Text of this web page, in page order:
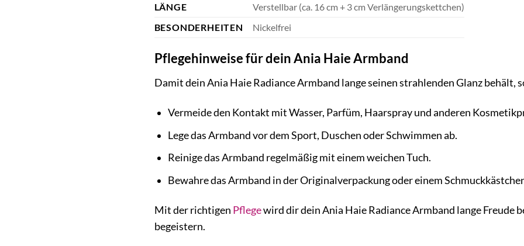
LÄNGE
Verstellbar (ca. 16 cm + 3 cm Verlängerungskettchen)
BESONDERHEITEN
Nickelfrei
Pflegehinweise für dein Ania Haie Armband
Damit dein Ania Haie Radiance Armband lange seinen strahlenden Glanz
Vermeide den Kontakt mit Wasser, Parfüm, Haarspray und anderen
Lege das Armband vor dem Sport, Duschen oder Schwimmen ab.
Reinige das Armband regelmäßig mit einem weichen Tuch.
Bewahre das Armband in der Originalverpackung oder einem
Mit der richtigen Pflegewird dir dein Ania Haie Radiance Armband lange Freude
begeistern.